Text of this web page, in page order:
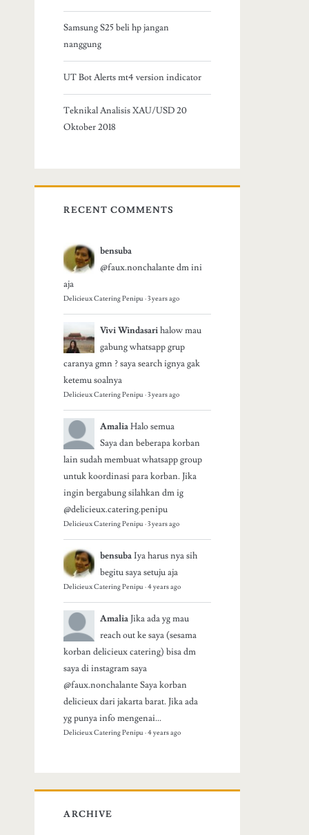
Samsung S25 beli hp jangan
nanggung
UT Bot Alerts mt4 version indicator
Teknikal Analisis XAU/USD 20
Oktober 2018
RECENT COMMENTS
bensuba
@faux.nonchalante dm ini
aja
Delicieux Catering Penipu·3 years ago
Vivi Windasari halow mau
gabung whatsapp grup
caranya gmn ? saya search ignya gak
ketemu soalnya
Delicieux Catering Penipu·3 years ago
Amalia Halo semua
Saya dan beberapa korban
lain sudah membuat whatsapp group
untuk koordinasi para korban. Jika
ingin bergabung silahkan dm ig
@delicieux.catering.penipu
Delicieux Catering Penipu·3 years ago
bensuba Iya harus nya sih
begitu saya setuju aja
Delicieux Catering Penipu·4 years ago
Amalia Jika ada yg mau
reach out ke saya (sesama
korban delicieux catering) bisa dm
saya di instagram saya
@faux.nonchalante Saya korban
delicieux dari jakarta barat. Jika ada
yg punya info mengenai...
Delicieux Catering Penipu·4 years ago
ARCHIVE